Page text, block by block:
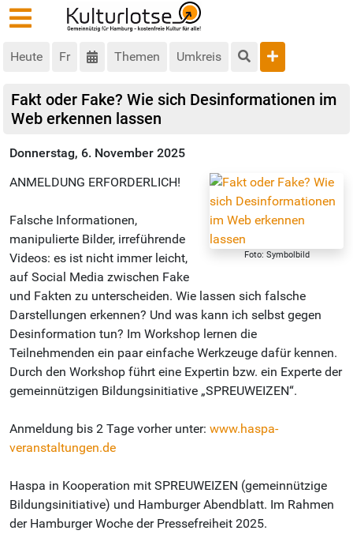
Heute Fr Themen Umkreis
Fakt oder Fake? Wie sich Desinformationen im
Web erkennen lassen
Donnerstag, 6. November 2025
Foto: Symbolbild
ANMELDUNG ERFORDERLICH!
Falsche Informationen,
manipulierte Bilder, irreführende
Videos: es ist nicht immer leicht,
auf Social Media zwischen Fake
und Fakten zu unterscheiden. Wie lassen sich falsche
Darstellungen erkennen? Und was kann ich selbst gegen
Desinformation tun? Im Workshop lernen die
Teilnehmenden ein paar einfache Werkzeuge dafür kennen.
Durch den Workshop führt eine Expertin bzw. ein Experte der
gemeinnützigen Bildungsinitiative „SPREUWEIZEN“.
Anmeldung bis 2 Tage vorher unter: www.haspa-
veranstaltungen.de
Haspa in Kooperation mit SPREUWEIZEN (gemeinnützige
Bildungsinitiative) und Hamburger Abendblatt. Im Rahmen
der Hamburger Woche der Pressefreiheit 2025.